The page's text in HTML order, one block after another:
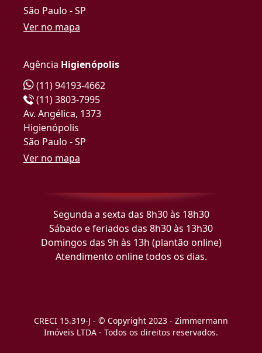
São Paulo - SP
Ver no mapa
Agência Higienópolis
(11) 94193-4662
(11) 3803-7995
Av. Angélica, 1373
Higienópolis
São Paulo - SP
Ver no mapa
Segunda a sexta das 8h30 às 18h30
Sábado e feriados das 8h30 às 13h30
Domingos das 9h às 13h (plantão online)
Atendimento online todos os dias.
CRECI 15.319-J - © Copyright 2023 - Zimmermann
Imóveis LTDA - Todos os direitos reservados.